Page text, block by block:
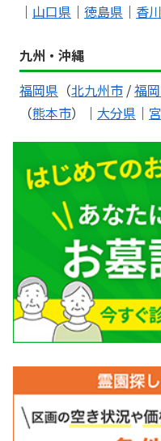
｜ 山口県 ｜ 徳島県 ｜ 香
九州・沖縄
福岡県 （北九州市 /福
（熊本市）｜ 大分県 ｜